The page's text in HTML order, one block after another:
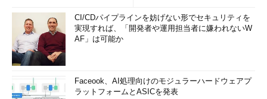
CI/CDパイプラインを妨げない形でセキュリティを
実現すれば、「開発者や運用担当者に嫌われないW
AF」は可能か
Faceook、AI処理向けのモジュラーハードウェアプ
ラットフォームとASICを発表